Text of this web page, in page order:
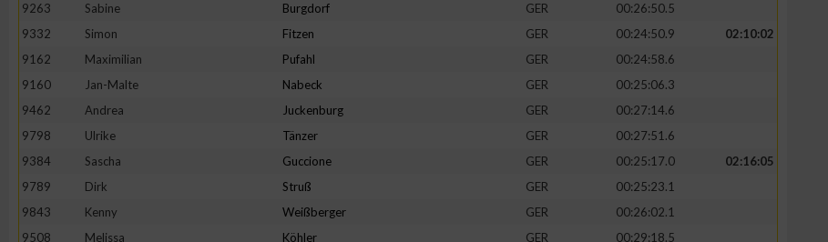
9263
Sabine Burgdorf GER
00:26:50.5
9332
Simon Fitzen GER 00:24:50.9
02:10:02
9162
Maximilian Pufahl GER
00:24:58.6
9160
Jan-Malte Nabeck GER
00:25:06.3
9462
Andrea Juckenburg GER
00:27:14.6
9798
Ulrike Tänzer GER
00:27:51.6
9384
Sascha Guccione GER 00:25:17.0
02:16:05
9789
Dirk Struß GER
00:25:23.1
9843
Kenny Weißberger GER
00:26:02.1
9508
Melissa Köhler GER
00:29:18.5